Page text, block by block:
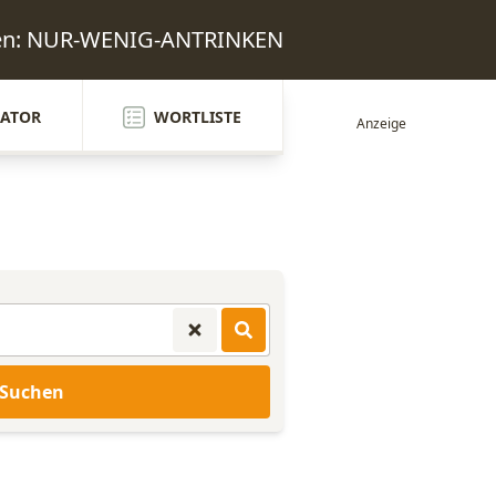
NUR-WENIG-ANTRINKEN
WORTLISTE
Suchen